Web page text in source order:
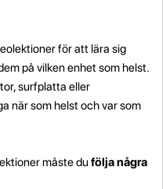
för att lära sig
på vilken enhet som helst.
surfplatta eller
när som helst och var som
måste du följa några